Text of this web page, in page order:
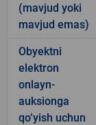
(mavjud yoki
mavjud emas)
Obyektni
elektron
onlayn-
auksionga
qo‘yish uchun